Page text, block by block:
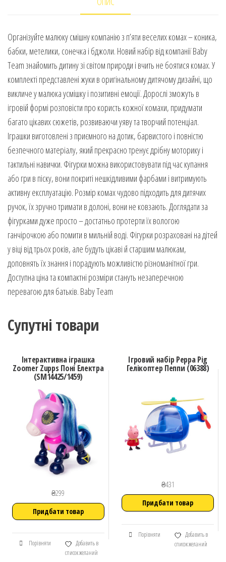
Організуйте малюку смішну компанію з п’яти веселих комах – коника,
бабки, метелики, сонечка і бджоли. Новий набір від компанії Baby
Team знайомить дитину зі світом природи і вчить не боятися комах. У
комплекті представлені жуки в оригінальному дитячому дизайні, що
викличе у малюка усмішку і позитивні емоції. Дорослі зможуть в
ігровій формі розповісти про користь кожної комахи, придумати
багато цікавих сюжетів, розвиваючи уяву та творчий потенціал.
Іграшки виготовлені з приємного на дотик, барвистого і повністю
безпечного матеріалу, який прекрасно тренує дрібну моторику і
тактильні навички. Фігурки можна використовувати під час купання
або гри в піску, вони покриті нешкідливими фарбами і витримують
активну експлуатацію. Розмір комах чудово підходить для дитячих
ручок, їх зручно тримати в долоні, вони не ковзають. Доглядати за
фігурками дуже просто – достатньо протерти їх вологою
ганчірочкою або помити в мильній воді. Фігурки розраховані на дітей
у віці від трьох років, але будуть цікаві й старшим малюкам,
доповнять їх знання і порадують можливістю різноманітної гри.
Доступна ціна та компактні розміри стануть незаперечною
перевагою для батьків. Baby Team
Супутні товари
Інтерактивна іграшка
Zoomer Zupps Поні Електра
(SM14425/1459)
₴299
Придбати товар
Порівняти
Добавить в
список желаний
Ігровий набір Peppa Pig
Гелікоптер Пеппи (06388)
₴431
Придбати товар
Порівняти
Добавить в
список желаний